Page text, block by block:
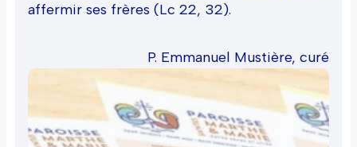
affermir ses frères (Lc 22, 32).
P. Emmanuel Mustière, curé